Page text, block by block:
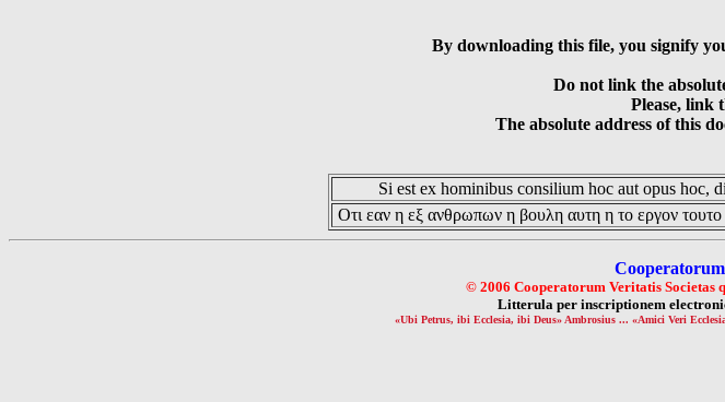
By downloading this file, you signify
Do not link the
Please, link
The absolute address of this
Si est ex hominibus consilium hoc aut opus hoc,
Οτι εαν η εξ ανθρωπων η βουλη αυτη η το εργον
© 2006 Cooperatorum Veritatis Societas
Litterula per inscriptionem
«Ubi Petrus, ibi Ecclesia, ibi Deus» Ambrosius ... «Amici Veri